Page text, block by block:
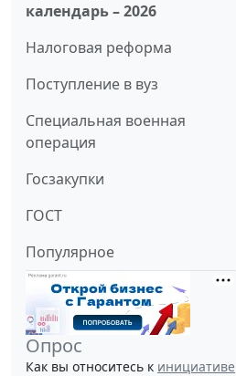
календарь – 2026
Налоговая реформа
Поступление в вуз
Специальная военная
операция
Госзакупки
ГОСТ
Популярное
Опрос
Как вы относитесь к инициативе